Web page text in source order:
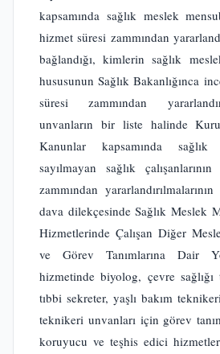
kapsamında sağlık meslek
hizmet süresi zammından
bağlandığı, kimlerin sağlık
hususunun Sağlık Bakanlığınca
süresi zammından
unvanların bir liste halinde
Kanunlar kapsamında
sayılmayan sağlık
zammından
dava dilekçesinde Sağlık Meslek
Hizmetlerinde Çalışan Diğer
ve Görev Tanımlarına Dair
hizmetinde biyolog, çevre sağlığı
tıbbi sekreter, yaşlı bakım
teknikeri unvanları için görev
koruyucu ve teşhis edici